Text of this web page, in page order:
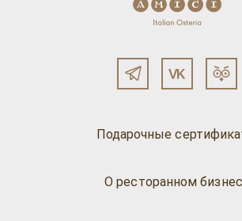
Подарочные
О ресторанном